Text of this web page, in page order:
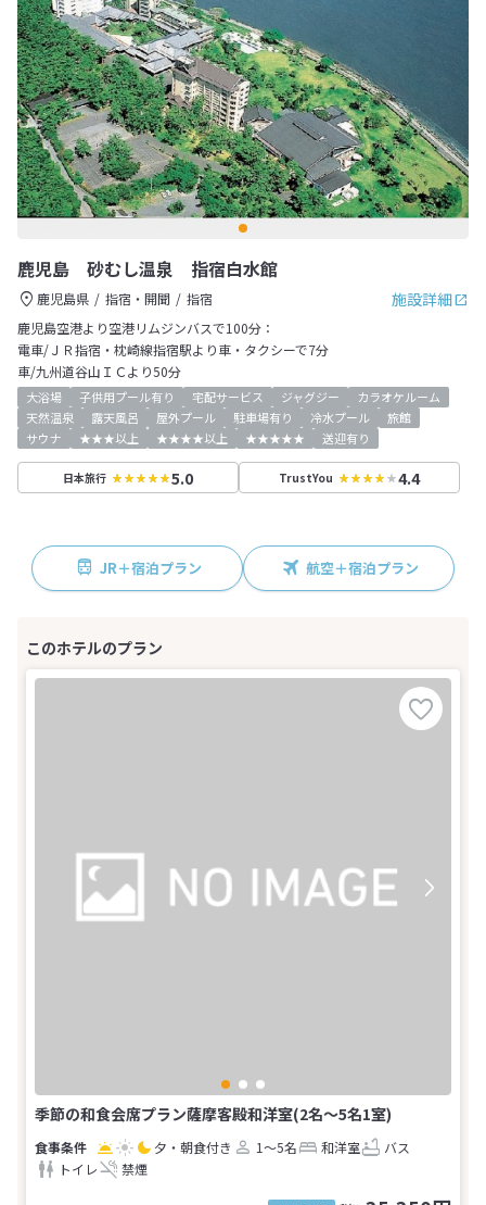
鹿児島 砂むし温泉 指宿白水館
施設詳細
鹿児島県 指宿・開聞
指宿
鹿児島空港より空港リムジンバスで100分：
電車/ＪＲ指宿・枕崎線指宿駅より車・タクシーで7分
車/九州道谷山ＩＣより50分
大浴場 子供用プール有り 宅配サービス ジャグジー
カラオケルーム
天然温泉
露天風呂 屋外プール 駐車場有り 冷水プール
旅館
サウナ
★★★以上 ★★★★以上 ★★★★★ 送迎有り
日本旅行 5.0 TrustYou 4.4
JR＋宿泊プラン 航空＋宿泊プラン
季節の和食会席プラン薩摩客殿和洋室(2名～5名1室)
夕・朝食付き 1～5名 和洋室
バス
トイレ
禁煙